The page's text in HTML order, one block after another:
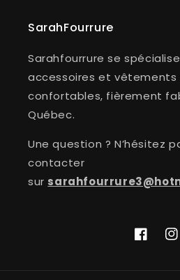
SarahFourrure
Sarahfourrure se
accessoires et vêtements
confortables, fièrement
Québec.
Une question ? N’hésitez
contacter
sur
Facebook